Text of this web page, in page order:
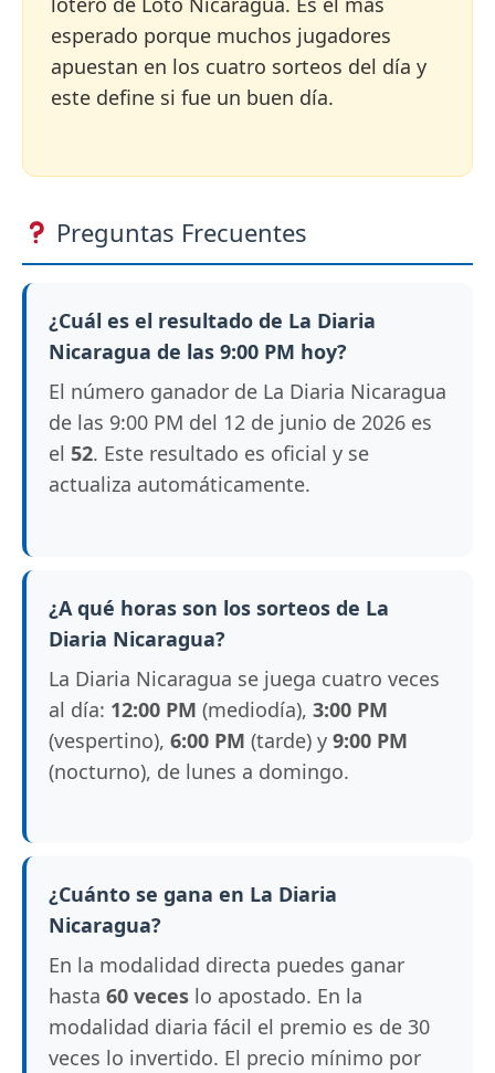
esperado porque muchos jugadores
apuestan en los cuatro sorteos del día y
este define si fue un buen día.
Preguntas Frecuentes
¿Cuál es el resultado de La Diaria
Nicaragua de las 9:00 PM hoy?
El número ganador de La Diaria Nicaragua
de las 9:00 PM del 12 de junio de 2026 es
el 52. Este resultado es oficial y se
actualiza automáticamente.
¿A qué horas son los sorteos de La
Diaria Nicaragua?
La Diaria Nicaragua se juega cuatro veces
al día: 12:00 PM (mediodía), 3:00 PM
(vespertino), 6:00 PM (tarde) y 9:00 PM
(nocturno), de lunes a domingo.
¿Cuánto se gana en La Diaria
Nicaragua?
En la modalidad directa puedes ganar
hasta 60 veces lo apostado. En la
modalidad diaria fácil el premio es de 30
veces lo invertido. El precio mínimo por